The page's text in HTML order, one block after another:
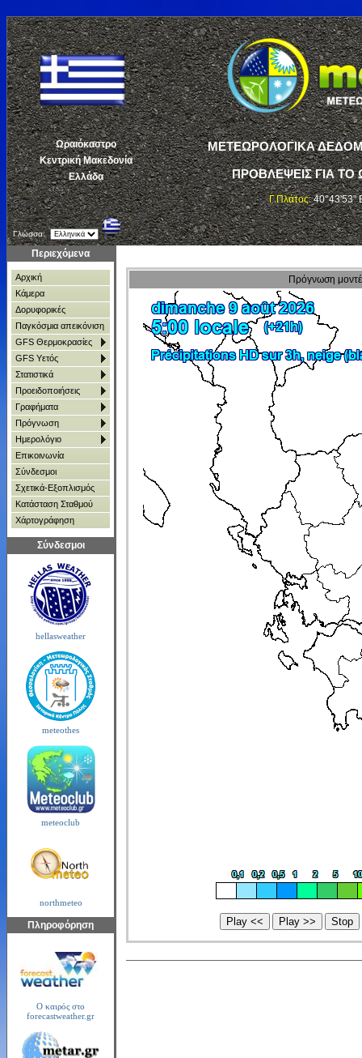
Ωραιόκαστρο
Κεντρική Μακεδονία
Ελλάδα
ΜΕΤΕΩΡΟΛΟΓΙΚΑ
ΠΡΟΒΛΕΨΕΙΣ ΓΙΑ ΤΟ
Γ.Πλάτος:40°43'53"
Γλώσσα:
Περιεχόμενα
Αρχική
Κάμερα
Δορυφορικές
Παγκόσμια απεικόνιση
GFS Θερμοκρασίες
GFS Υετός
Στατιστικά
Προειδοποιήσεις
Γραφήματα
Πρόγνωση
Ημερολόγιο
Επικοινωνία
Σύνδεσμοι
Σχετικά-Εξοπλισμός
Κατάσταση Σταθμού
Χάρτoγράφηση
Σύνδεσμοι
hellasweather
meteothes
meteoclub
northmeteo
Πληροφόρηση
Ο καιρός στο
forecastweather.gr
Πρόγνωση